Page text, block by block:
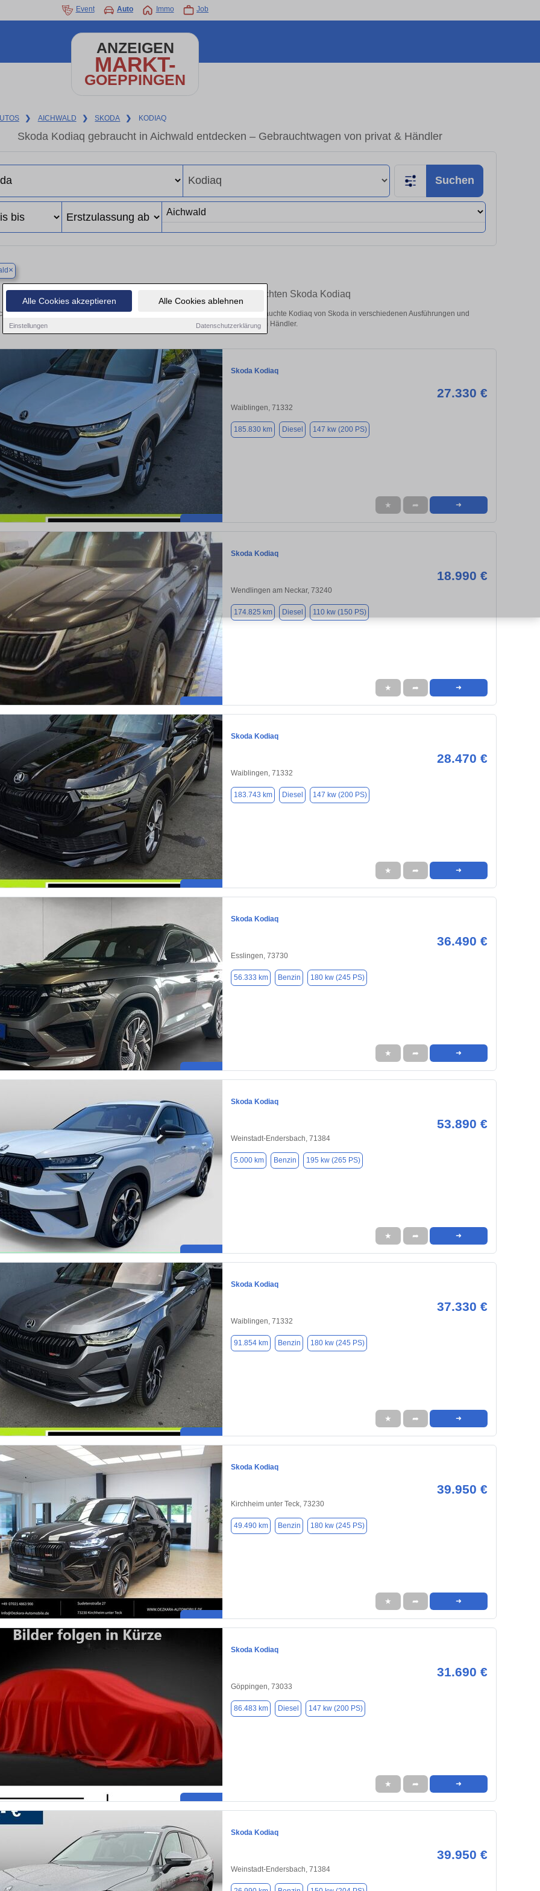
Alle Cookies akzeptieren Alle Cookies ablehnen
Einstellungen Datenschutzerklärung
Event Auto Immo Job
ANZEIGEN
MARKT-
GOEPPINGEN
❯ AICHWALD ❯ SKODA ❯ KODIAQ
Skoda Kodiaq gebraucht in Aichwald entdecken – Gebrauchtwagen von privat & Händler
Suchen
×
Finden Sie in Aichwald Ihren gebrauchten Skoda Kodiaq
Sie in Aichwald einen Skoda Kodiaq Gebrauchtwagen? Entdecken Sie gebrauchte Kodiaq von Skoda in verschiedenen Ausführungen und
Preisklassen von privat und vom Händler.
Skoda Kodiaq
27.330 €
Waiblingen, 71332
185.830 km Diesel 147 kw (200 PS)
★ ➦ ➜
Skoda Kodiaq
18.990 €
Wendlingen am Neckar, 73240
174.825 km Diesel 110 kw (150 PS)
★ ➦ ➜
Skoda Kodiaq
28.470 €
Waiblingen, 71332
183.743 km Diesel 147 kw (200 PS)
★ ➦ ➜
Skoda Kodiaq
36.490 €
Esslingen, 73730
56.333 km Benzin 180 kw (245 PS)
★ ➦ ➜
Skoda Kodiaq
53.890 €
Weinstadt-Endersbach, 71384
5.000 km Benzin 195 kw (265 PS)
★ ➦ ➜
Skoda Kodiaq
37.330 €
Waiblingen, 71332
91.854 km Benzin 180 kw (245 PS)
★ ➦ ➜
Skoda Kodiaq
39.950 €
Kirchheim unter Teck, 73230
49.490 km Benzin 180 kw (245 PS)
★ ➦ ➜
Skoda Kodiaq
31.690 €
Göppingen, 73033
86.483 km Diesel 147 kw (200 PS)
★ ➦ ➜
Skoda Kodiaq
39.950 €
Weinstadt-Endersbach, 71384